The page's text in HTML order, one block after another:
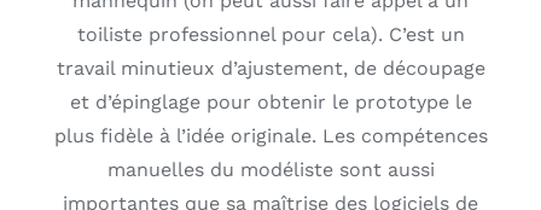
toiliste professionnel pour cela). C’est un
travail minutieux d’ajustement, de découpage
et d’épinglage pour obtenir le prototype le
plus fidèle à l’idée originale. Les compétences
manuelles du modéliste sont aussi
importantes que sa maîtrise des logiciels de